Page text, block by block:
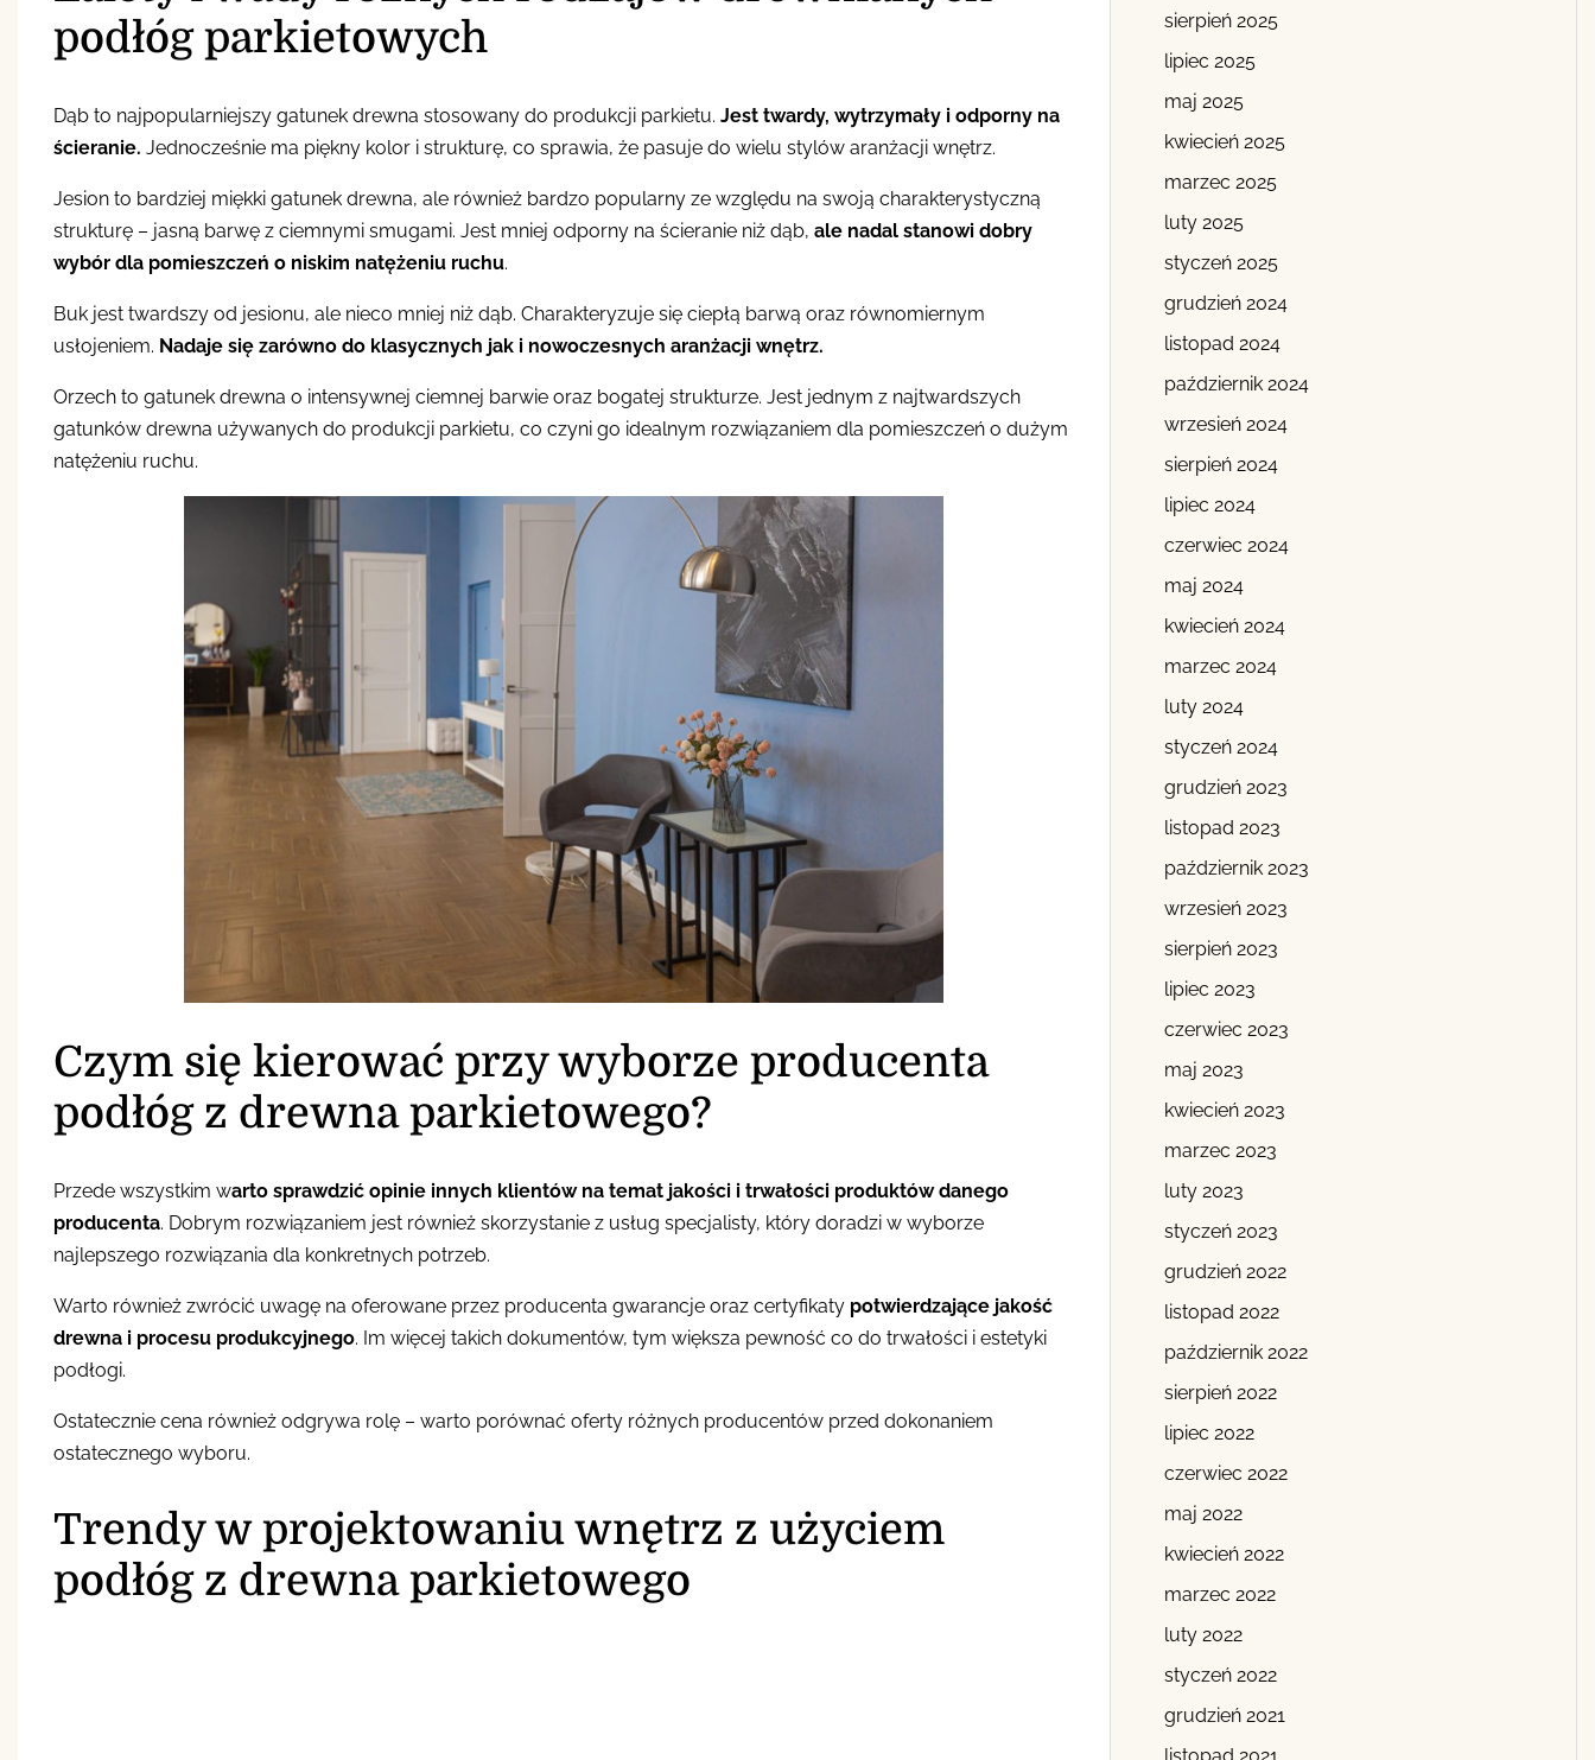
podłóg parkietowych
Dąb to najpopularniejszy gatunek drewna stosowany do produkcji parkietu. Jest twardy, wytrzymały i odporny na
ścieranie. Jednocześnie ma piękny kolor i strukturę, co sprawia, że pasuje do wielu stylów aranżacji wnętrz.
Jesion to bardziej miękki gatunek drewna, ale również bardzo popularny ze względu na swoją charakterystyczną
strukturę – jasną barwę z ciemnymi smugami. Jest mniej odporny na ścieranie niż dąb, ale nadal stanowi dobry
wybór dla pomieszczeń o niskim natężeniu ruchu.
Buk jest twardszy od jesionu, ale nieco mniej niż dąb. Charakteryzuje się ciepłą barwą oraz równomiernym
usłojeniem. Nadaje się zarówno do klasycznych jak i nowoczesnych aranżacji wnętrz.
Orzech to gatunek drewna o intensywnej ciemnej barwie oraz bogatej strukturze. Jest jednym z najtwardszych
gatunków drewna używanych do produkcji parkietu, co czyni go idealnym rozwiązaniem dla pomieszczeń o dużym
natężeniu ruchu.
Czym się kierować przy wyborze producenta
podłóg z drewna parkietowego?
Przede wszystkim warto sprawdzić opinie innych klientów na temat jakości i trwałości produktów danego
producenta. Dobrym rozwiązaniem jest również skorzystanie z usług specjalisty, który doradzi w wyborze
najlepszego rozwiązania dla konkretnych potrzeb.
Warto również zwrócić uwagę na oferowane przez producenta gwarancje oraz certyfikaty potwierdzające jakość
drewna i procesu produkcyjnego. Im więcej takich dokumentów, tym większa pewność co do trwałości i estetyki
podłogi.
Ostatecznie cena również odgrywa rolę – warto porównać oferty różnych producentów przed dokonaniem
ostatecznego wyboru.
Trendy w projektowaniu wnętrz z użyciem
podłóg z drewna parkietowego
sierpień 2025
lipiec 2025
maj 2025
kwiecień 2025
marzec 2025
luty 2025
styczeń 2025
grudzień 2024
listopad 2024
październik 2024
wrzesień 2024
sierpień 2024
lipiec 2024
czerwiec 2024
maj 2024
kwiecień 2024
marzec 2024
luty 2024
styczeń 2024
grudzień 2023
listopad 2023
październik 2023
wrzesień 2023
sierpień 2023
lipiec 2023
czerwiec 2023
maj 2023
kwiecień 2023
marzec 2023
luty 2023
styczeń 2023
grudzień 2022
listopad 2022
październik 2022
sierpień 2022
lipiec 2022
czerwiec 2022
maj 2022
kwiecień 2022
marzec 2022
luty 2022
styczeń 2022
grudzień 2021